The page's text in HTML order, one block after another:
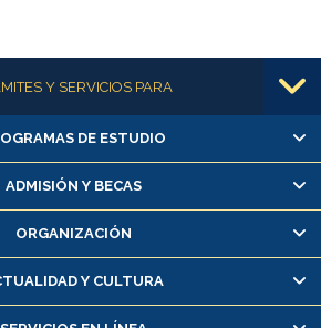
Y SERVICIOS PARA
os y exalumnas/os
Matrícula en línea
y cambio de asignaturas
y certificado de notas
médico y dental
DE ESTUDIO
ADMISIÓN Y BECAS
ORGANIZACIÓN
Y CULTURA